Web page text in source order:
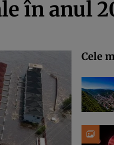
în anul
Cele